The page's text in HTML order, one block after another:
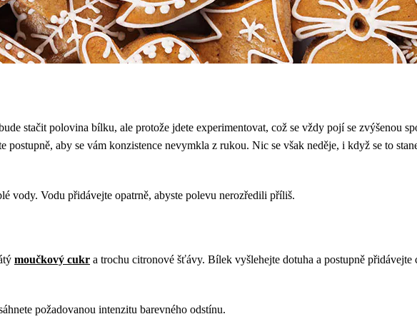
stačit polovina bílku, ale protože jdete experimentovat, což se vždy pojí se zvýšenou
aby se vám konzistence nevymkla z rukou. Nic se však neděje, i když se to
vody. Vodu přidávejte opatrně, abyste polevu nerozředili příliš.
moučkový cukr a trochu citronové šťávy. Bílek vyšlehejte dotuha a postupně přidávejte
požadovanou intenzitu barevného odstínu.